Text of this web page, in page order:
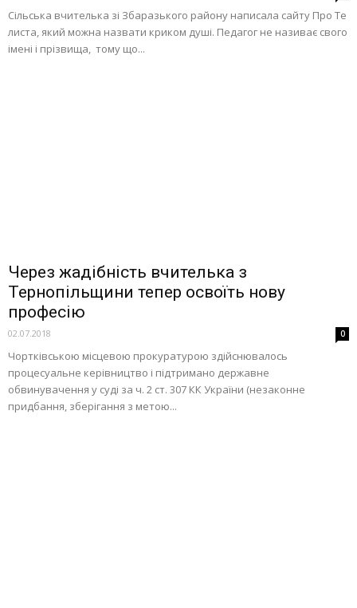
Сільська вчителька зі Збаразького району написала сайту Про Те
листа, який можна назвати криком душі. Педагог не називає свого
імені і прізвища, тому що...
Через жадібність вчителька з
Тернопільщини тепер освоїть нову
професію
02.07.2018 0
Чортківською місцевою прокуратурою здійснювалось
процесуальне керівництво і підтримано державне
обвинувачення у суді за ч. 2 ст. 307 КК України (незаконне
придбання, зберігання з метою...